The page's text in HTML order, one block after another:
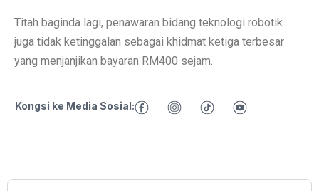
Titah baginda lagi, penawaran bidang teknologi robotik
juga tidak ketinggalan sebagai khidmat ketiga terbesar
yang menjanjikan bayaran RM400 sejam.
Kongsi ke Media Sosial: